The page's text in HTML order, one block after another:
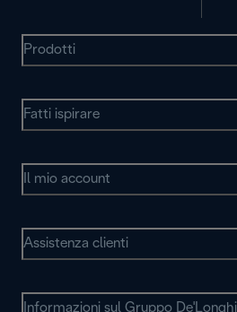
Prodotti
Fatti ispirare
Il mio account
Assistenza clienti
Informazioni sul Gruppo De'Longhi